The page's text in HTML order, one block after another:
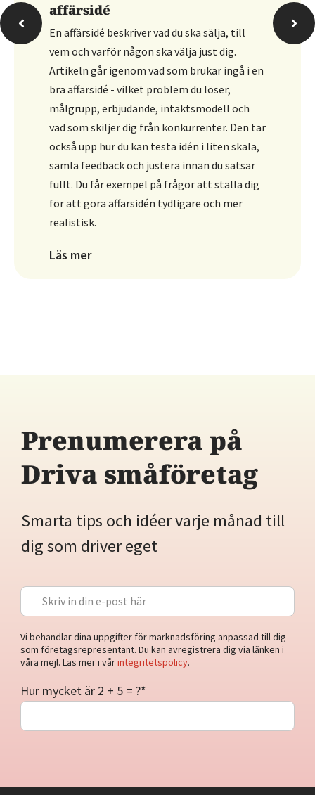
affärsidé
En affärsidé beskriver vad du ska sälja, till
vem och varför någon ska välja just dig.
Artikeln går igenom vad som brukar ingå i en
bra affärsidé - vilket problem du löser,
målgrupp, erbjudande, intäktsmodell och
vad som skiljer dig från konkurrenter. Den tar
också upp hur du kan testa idén i liten skala,
samla feedback och justera innan du satsar
fullt. Du får exempel på frågor att ställa dig
för att göra affärsidén tydligare och mer
realistisk.
Läs mer
Prenumerera på
Driva småföretag
Smarta tips och idéer varje månad till
dig som driver eget
Vi behandlar dina uppgifter för marknadsföring anpassad till dig
som företagsrepresentant. Du kan avregistrera dig via länken i
våra mejl. Läs mer i vårintegritetspolicy.
Hur mycket är 2 + 5 = ?*